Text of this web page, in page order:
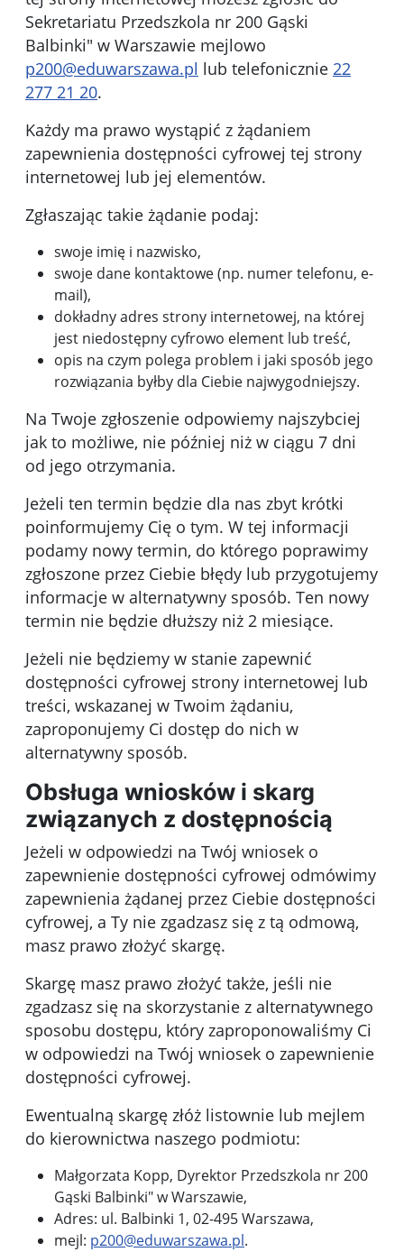
Sekretariatu Przedszkola nr 200 Gąski
Balbinki" w Warszawie mejlowo
p200@eduwarszawa.pl lub telefonicznie 22
277 21 20.
Każdy ma prawo wystąpić z żądaniem
zapewnienia dostępności cyfrowej tej strony
internetowej lub jej elementów.
Zgłaszając takie żądanie podaj:
swoje imię i nazwisko,
swoje dane kontaktowe (np. numer telefonu, e-
mail),
dokładny adres strony internetowej, na której
jest niedostępny cyfrowo element lub treść,
opis na czym polega problem i jaki sposób jego
rozwiązania byłby dla Ciebie najwygodniejszy.
Na Twoje zgłoszenie odpowiemy najszybciej
jak to możliwe, nie później niż w ciągu 7 dni
od jego otrzymania.
Jeżeli ten termin będzie dla nas zbyt krótki
poinformujemy Cię o tym. W tej informacji
podamy nowy termin, do którego poprawimy
zgłoszone przez Ciebie błędy lub przygotujemy
informacje w alternatywny sposób. Ten nowy
termin nie będzie dłuższy niż 2 miesiące.
Jeżeli nie będziemy w stanie zapewnić
dostępności cyfrowej strony internetowej lub
treści, wskazanej w Twoim żądaniu,
zaproponujemy Ci dostęp do nich w
alternatywny sposób.
Obsługa wniosków i skarg
związanych z dostępnością
Jeżeli w odpowiedzi na Twój wniosek o
zapewnienie dostępności cyfrowej odmówimy
zapewnienia żądanej przez Ciebie dostępności
cyfrowej, a Ty nie zgadzasz się z tą odmową,
masz prawo złożyć skargę.
Skargę masz prawo złożyć także, jeśli nie
zgadzasz się na skorzystanie z alternatywnego
sposobu dostępu, który zaproponowaliśmy Ci
w odpowiedzi na Twój wniosek o zapewnienie
dostępności cyfrowej.
Ewentualną skargę złóż listownie lub mejlem
do kierownictwa naszego podmiotu:
Małgorzata Kopp, Dyrektor Przedszkola nr 200
Gąski Balbinki" w Warszawie,
Adres: ul. Balbinki 1, 02-495 Warszawa,
mejl: p200@eduwarszawa.pl.